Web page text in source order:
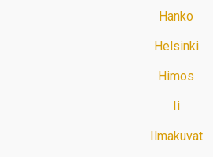
Hanko
Helsinki
Himos
Ii
Ilmakuvat